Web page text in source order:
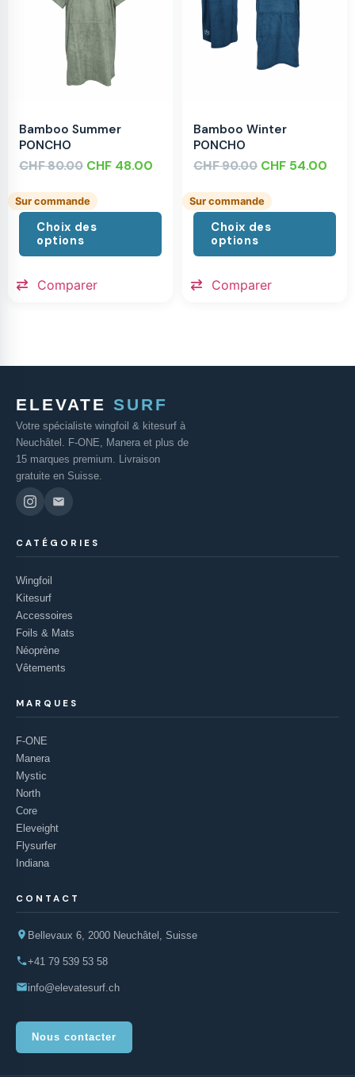
Bamboo Summer
PONCHO
CHF80.00 CHF 48.00
Sur commande
Choix des
options
Comparer
Bamboo Winter
PONCHO
CHF90.00 CHF 54.00
Sur commande
Choix des
options
Comparer
ELEVATE SURF
Votre spécialiste wingfoil & kitesurf à
Neuchâtel. F-ONE, Manera et plus de
15 marques premium. Livraison
gratuite en Suisse.
CATÉGORIES
Wingfoil
Kitesurf
Accessoires
Foils & Mats
Néoprène
Vêtements
MARQUES
F-ONE
Manera
Mystic
North
Core
Eleveight
Flysurfer
Indiana
CONTACT
Bellevaux 6, 2000 Neuchâtel, Suisse
+41 79 539 53 58
info@elevatesurf.ch
Nous contacter